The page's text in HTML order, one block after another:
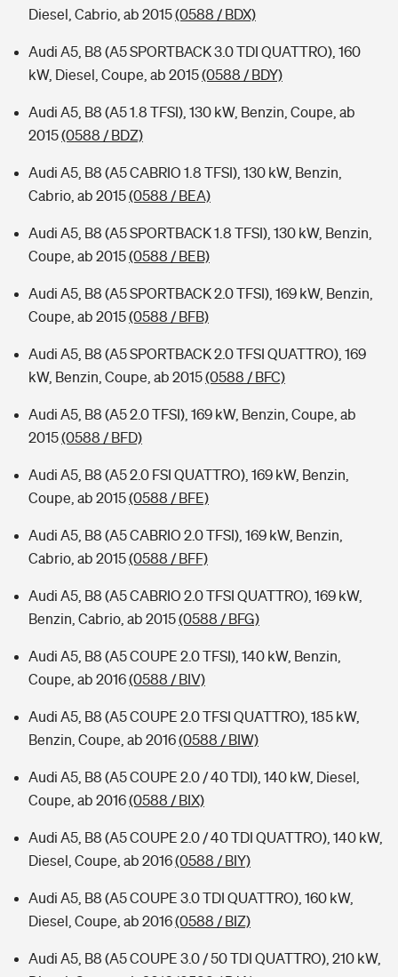
Diesel, Cabrio, ab 2015(0588 / BDX)
Audi A5, B8 (A5 SPORTBACK 3.0 TDI QUATTRO), 160
kW, Diesel, Coupe, ab 2015(0588 / BDY)
Audi A5, B8 (A5 1.8 TFSI), 130 kW, Benzin, Coupe, ab
2015(0588 / BDZ)
Audi A5, B8 (A5 CABRIO 1.8 TFSI), 130 kW, Benzin,
Cabrio, ab 2015(0588 / BEA)
Audi A5, B8 (A5 SPORTBACK 1.8 TFSI), 130 kW, Benzin,
Coupe, ab 2015(0588 / BEB)
Audi A5, B8 (A5 SPORTBACK 2.0 TFSI), 169 kW, Benzin,
Coupe, ab 2015(0588 / BFB)
Audi A5, B8 (A5 SPORTBACK 2.0 TFSI QUATTRO), 169
kW, Benzin, Coupe, ab 2015(0588 / BFC)
Audi A5, B8 (A5 2.0 TFSI), 169 kW, Benzin, Coupe, ab
2015(0588 / BFD)
Audi A5, B8 (A5 2.0 FSI QUATTRO), 169 kW, Benzin,
Coupe, ab 2015(0588 / BFE)
Audi A5, B8 (A5 CABRIO 2.0 TFSI), 169 kW, Benzin,
Cabrio, ab 2015(0588 / BFF)
Audi A5, B8 (A5 CABRIO 2.0 TFSI QUATTRO), 169 kW,
Benzin, Cabrio, ab 2015(0588 / BFG)
Audi A5, B8 (A5 COUPE 2.0 TFSI), 140 kW, Benzin,
Coupe, ab 2016(0588 / BIV)
Audi A5, B8 (A5 COUPE 2.0 TFSI QUATTRO), 185 kW,
Benzin, Coupe, ab 2016(0588 / BIW)
Audi A5, B8 (A5 COUPE 2.0 / 40 TDI), 140 kW, Diesel,
Coupe, ab 2016(0588 / BIX)
Audi A5, B8 (A5 COUPE 2.0 / 40 TDI QUATTRO), 140 kW,
Diesel, Coupe, ab 2016(0588 / BIY)
Audi A5, B8 (A5 COUPE 3.0 TDI QUATTRO), 160 kW,
Diesel, Coupe, ab 2016(0588 / BIZ)
Audi A5, B8 (A5 COUPE 3.0 / 50 TDI QUATTRO), 210 kW,